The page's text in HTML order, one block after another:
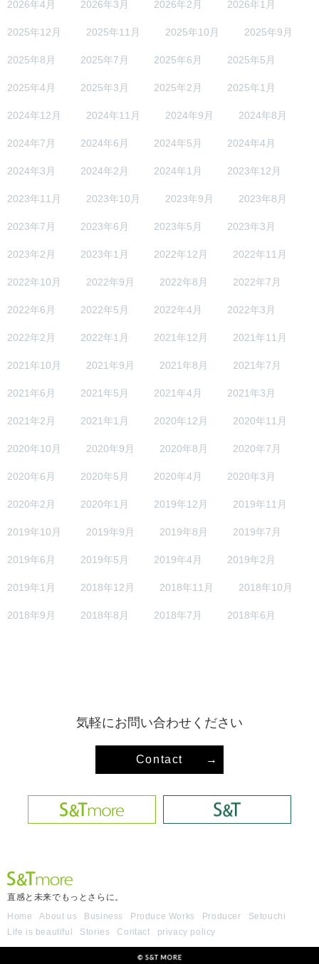
2026年4月 2026年3月 2026年2月 2026年1月
2025年12月 2025年11月 2025年10月 2025年9月
2025年8月 2025年7月 2025年6月 2025年5月
2025年4月 2025年3月 2025年2月 2025年1月
2024年12月 2024年11月 2024年9月 2024年8月
2024年7月 2024年6月 2024年5月 2024年4月
2024年3月 2024年2月 2024年1月 2023年12月
2023年11月 2023年10月 2023年9月 2023年8月
2023年7月 2023年6月 2023年5月 2023年3月
2023年2月 2023年1月 2022年12月 2022年11月
2022年10月 2022年9月 2022年8月 2022年7月
2022年6月 2022年5月 2022年4月 2022年3月
2022年2月 2022年1月 2021年12月 2021年11月
2021年10月 2021年9月 2021年8月 2021年7月
2021年6月 2021年5月 2021年4月 2021年3月
2021年2月 2021年1月 2020年12月 2020年11月
2020年10月 2020年9月 2020年8月 2020年7月
2020年6月 2020年5月 2020年4月 2020年3月
2020年2月 2020年1月 2019年12月 2019年11月
2019年10月 2019年9月 2019年8月 2019年7月
2019年6月 2019年5月 2019年4月 2019年2月
2019年1月 2018年12月 2018年11月 2018年10月
2018年9月 2018年8月 2018年7月 2018年6月
気軽にお問い合わせください
Contact →
直感と未来でもっとさらに。
Home
About us Business Produce Works Producer
Setouchi
Life is beautiful
Stories Contact privacy policy